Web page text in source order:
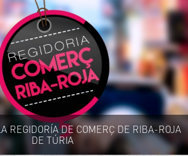
REGIDORÍA DE COMERÇ DE RIBA-ROJA
DE TÚRIA